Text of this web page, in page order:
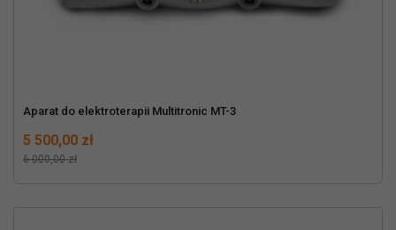
Aparat do elektroterapii Multitronic MT-3
Cena
5 500,00 zł
Normalna cena
6 000,00 zł